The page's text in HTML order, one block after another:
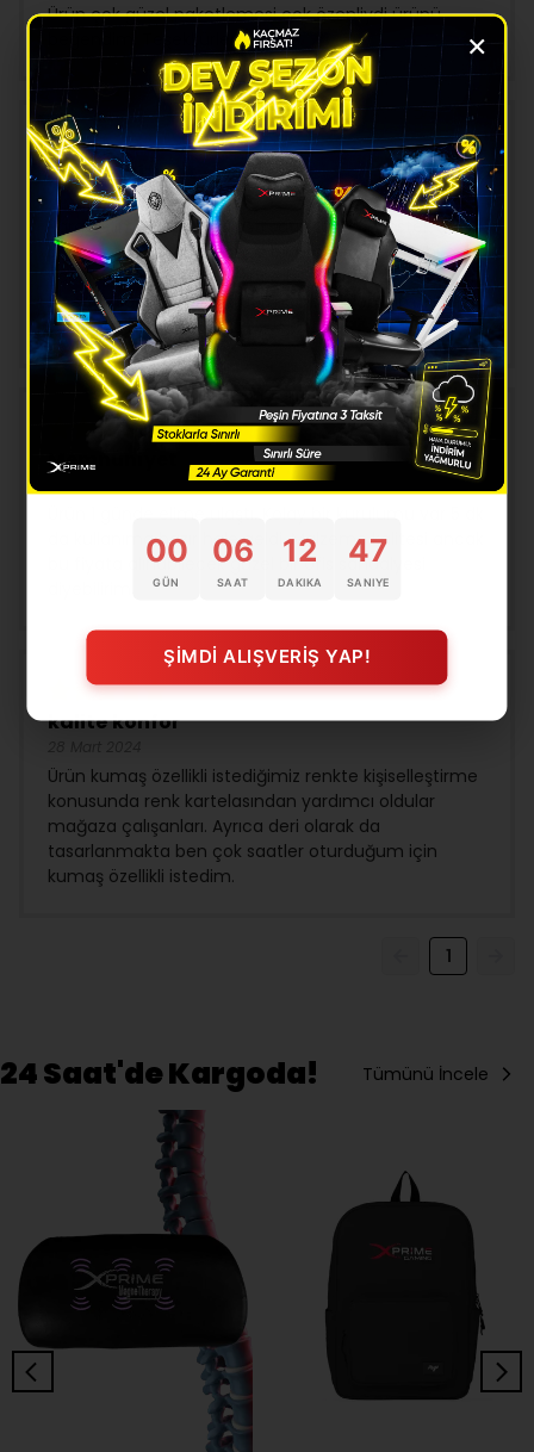
Ürün çok güzel paketlemesi çok özenliydi ürünü
beğendim. Teşekkürler
Kaliteli hizmet
28 Mart 2024
Kargo elime çok hızlı ulaştı satış sonrası destek çok
profesyonelce idi önemsiz bir problem için dahi çok
yardımcı oldular. Daha önce bu kadar hızlı ve samimi
bir satış sonrası destek görmedim diyebilirim. Firmayı
takdir ettim.
Memnuniyet
da kullanıma hazır hale geldi. Malzeme kalitesi ancak
bu fiyata alınabilecek güzel bir ofis sandalyesi
kalite konfor
Ürün kumaş özellikli istediğimiz renkte kişiselleştirme
konusunda renk kartelasından yardımcı oldular
mağaza çalışanları. Ayrıca deri olarak da
tasarlanmakta ben çok saatler oturduğum için
kumaş özellikli istedim.
1
24 Saat'de Kargoda! Tümünü İncele
×
00
GÜN
06
SAAT
12
DAKIKA
46
SANIYE
ŞİMDİ ALIŞVERİŞ YAP!